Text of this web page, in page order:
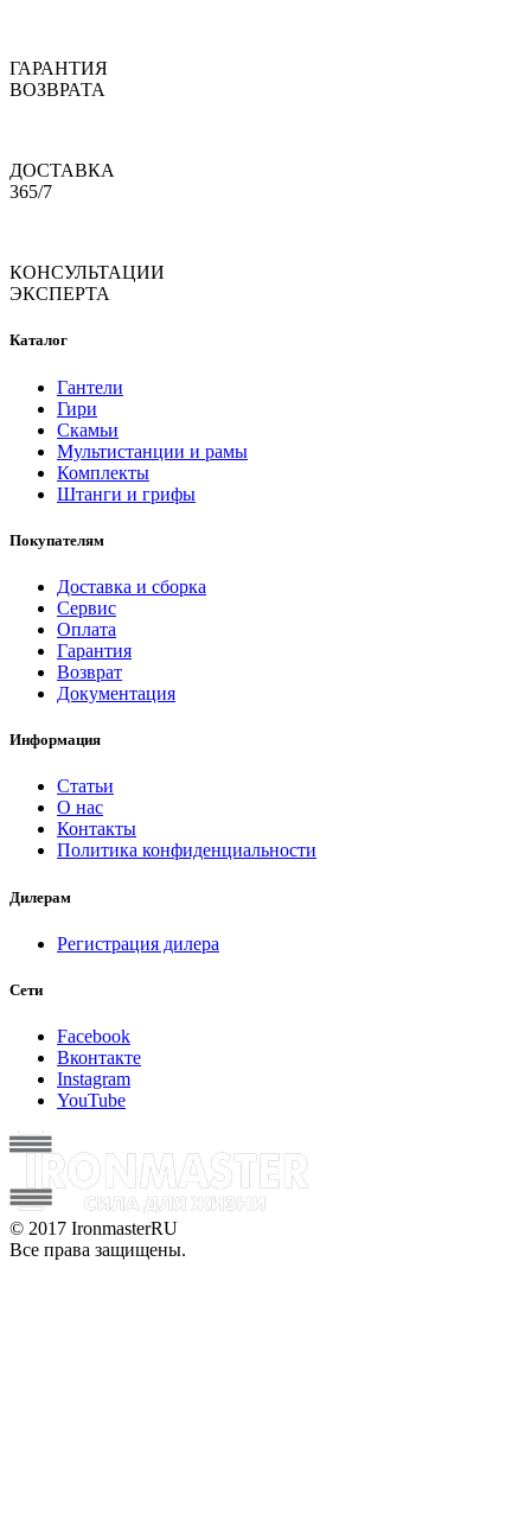
ГАРАНТИЯ
ВОЗВРАТА
ДОСТАВКА
365/7
КОНСУЛЬТАЦИИ
ЭКСПЕРТА
Каталог
Гантели
Гири
Скамьи
Мультистанции и рамы
Комплекты
Штанги и грифы
Покупателям
Доставка и сборка
Сервис
Оплата
Гарантия
Возврат
Документация
Информация
Статьи
О нас
Контакты
Политика конфиденциальности
Дилерам
Регистрация дилера
Сети
Facebook
Вконтакте
Instagram
YouTube
© 2017 IronmasterRU
Все права защищены.